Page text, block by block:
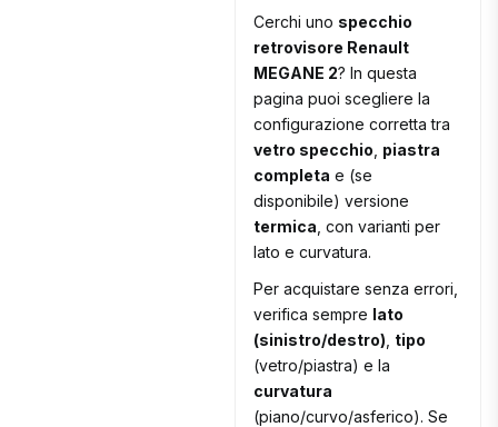
Cerchi uno specchio
retrovisore Renault
MEGANE 2? In questa
pagina puoi scegliere la
configurazione corretta tra
vetro specchio piastra
completa e (se
disponibile) versione
termica , con varianti per
lato e curvatura.
Per acquistare senza errori,
verifica sempre lato
(sinistro/destro) tipo
(vetro/piastra) e la
curvatura
(piano/curvo/asferico). Se